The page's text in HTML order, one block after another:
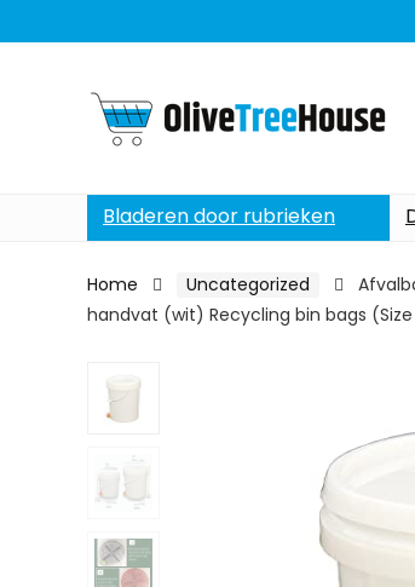
Bladeren door rubrieken
Home Uncategorized
handvat (wit) Recycling bin bags (Size